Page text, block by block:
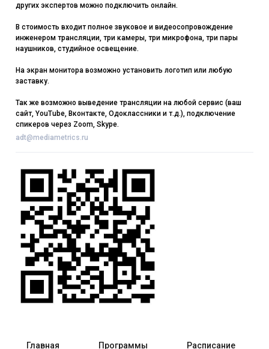
других экспертов можно подключить онлайн.
В стоимость входит полное звуковое и видеосопровождение
инженером трансляции, три камеры, три микрофона, три пары
наушников, студийное освещение.
На экран монитора возможно установить логотип или любую
заставку.
Так же возможно выведение трансляции на любой сервис (ваш
сайт, YouTube, Вконтакте, Одоклассники и т.д.), подключение
спикеров через Zoom, Skype.
adt@mediametrics.ru
Главная Программы Расписание